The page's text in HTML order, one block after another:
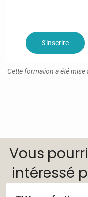
S'inscrire
Cette formation a été
Vous
intéressé